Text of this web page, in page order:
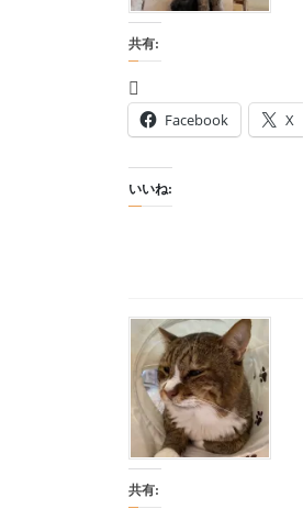
共有:
Facebook X
いいね:
共有: